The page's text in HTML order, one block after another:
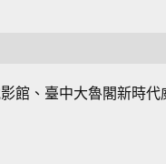
影館、臺中大魯閣新時